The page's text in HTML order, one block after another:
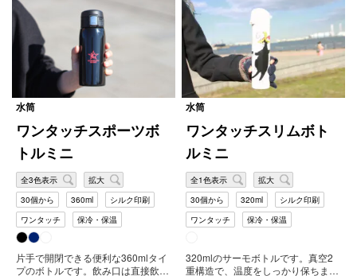
タ
ン
ラ
ン
チ
ボ
ッ
ク
他
セ
ー
ル
水筒
ワンタッチスポーツボ
トルミニ
全3色表示
拡大
30個から
360ml
シルク印刷
ワンタッチ
保冷・保温
片手で開閉できる便利な360mlタイ
プのボトルです。飲み口は直接飲め
水筒
ワンタッチスリムボト
ルミニ
全1色表示
拡大
30個から
320ml
シルク印刷
ワンタッチ
保冷・保温
320mlのサーモボトルです。真空2
重構造で、温度をしっかり保ちま